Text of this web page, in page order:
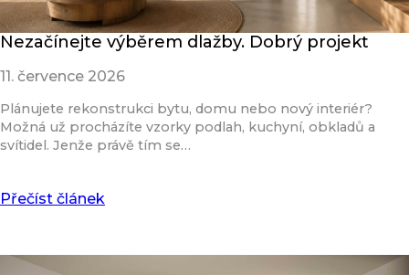
Nezačínejte výběrem dlažby. Dobrý projekt
11. července 2026
Plánujete rekonstrukci bytu, domu nebo nový interiér?
Možná už procházíte vzorky podlah, kuchyní, obkladů a
svítidel. Jenže právě tím se…
Přečíst článek